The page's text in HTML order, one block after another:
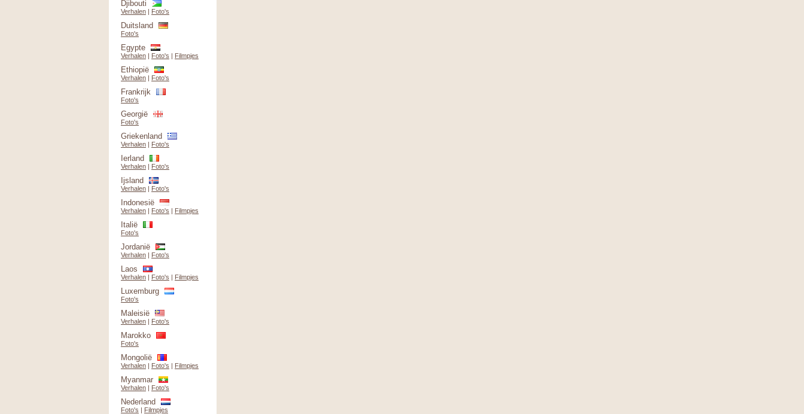
Djibouti
Verhalen | Foto's
Duitsland
Foto's
Egypte
Verhalen | Foto's | Filmpjes
Ethiopië
Verhalen | Foto's
Frankrijk
Foto's
Georgië
Foto's
Griekenland
Verhalen | Foto's
Ierland
Verhalen | Foto's
Ijsland
Verhalen | Foto's
Indonesië
Verhalen | Foto's | Filmpjes
Italië
Foto's
Jordanië
Verhalen | Foto's
Laos
Verhalen | Foto's | Filmpjes
Luxemburg
Foto's
Maleisië
Verhalen | Foto's
Marokko
Foto's
Mongolië
Verhalen | Foto's | Filmpjes
Myanmar
Verhalen | Foto's
Nederland
Foto's | Filmpjes